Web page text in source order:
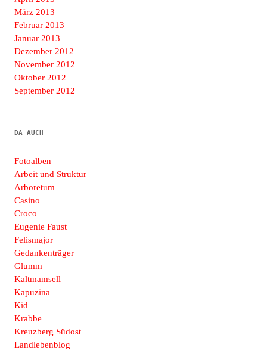
März 2013
Februar 2013
Januar 2013
Dezember 2012
November 2012
Oktober 2012
September 2012
DA AUCH
Fotoalben
Arbeit und Struktur
Arboretum
Casino
Croco
Eugenie Faust
Felismajor
Gedankenträger
Glumm
Kaltmamsell
Kapuzina
Kid
Krabbe
Kreuzberg Südost
Landlebenblog